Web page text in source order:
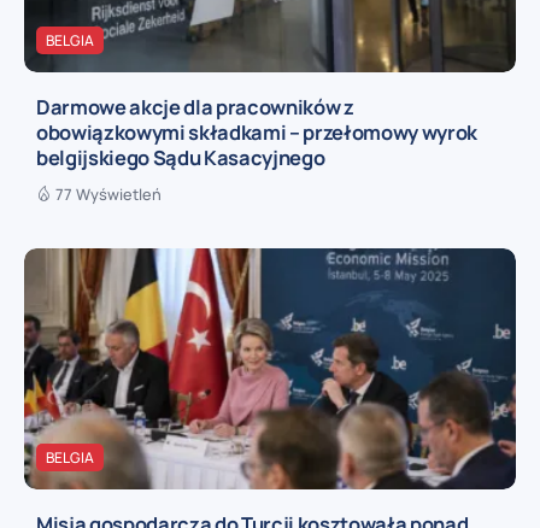
BELGIA
Darmowe akcje dla pracowników z
obowiązkowymi składkami – przełomowy wyrok
belgijskiego Sądu Kasacyjnego
77 Wyświetleń
BELGIA